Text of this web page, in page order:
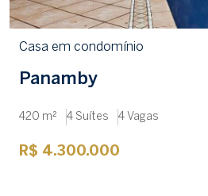
Casa em condomínio
Panamby
420 m² 4 Suítes 4 Vagas
R$ 4.300.000